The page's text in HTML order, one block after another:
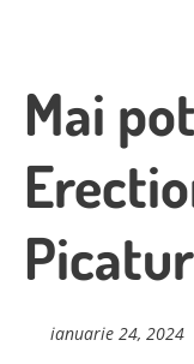
Mai
ianuarie 24, 2024